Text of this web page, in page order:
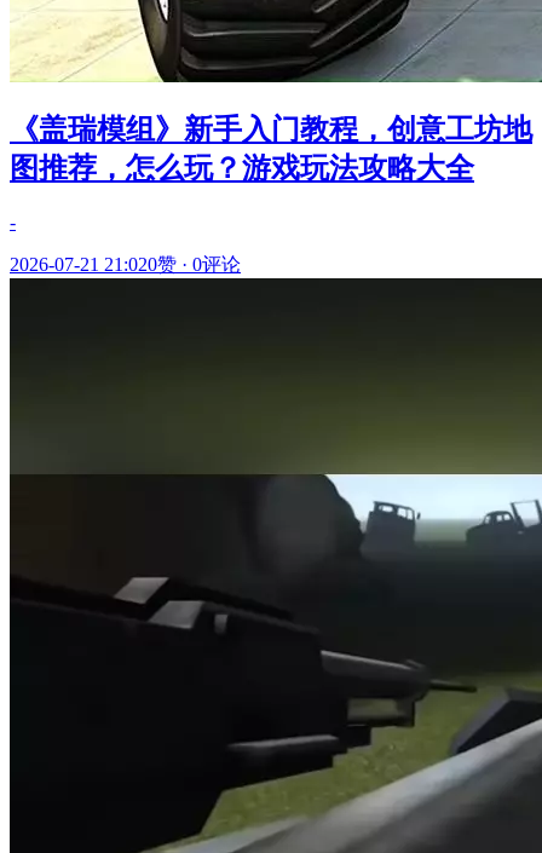
《盖瑞模组》新手入门教程，创意工坊地
图推荐，怎么玩？游戏玩法攻略大全
-
2026-07-21 21:020赞 · 0评论